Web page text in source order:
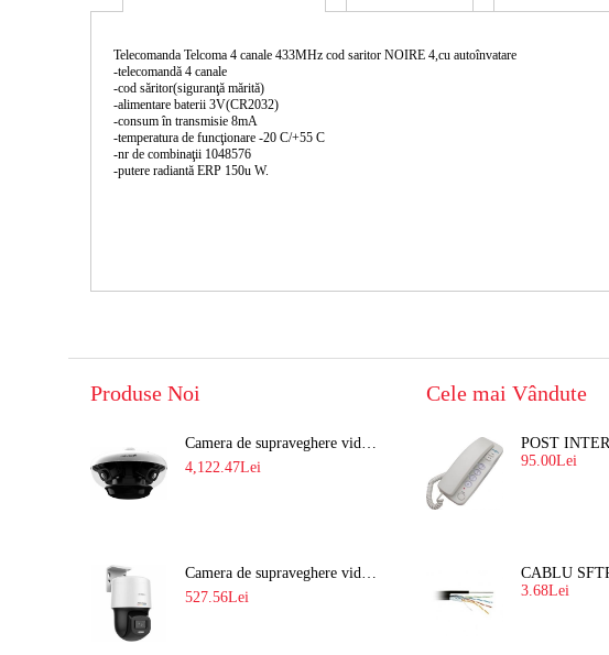
Telecomanda Telcoma 4 canale 433MHz cod saritor NOIRE 4,cu autoînvatare
-telecomandă 4 canale
-cod săritor(siguranţă mărită)
-alimentare baterii 3V(CR2032)
-consum în transmisie 8mA
-temperatura de funcţionare -20 C/+55 C
-nr de combinaţii 1048576
-putere radiantă ERP 150u W.
Produse Noi
Camera de supraveghere video 8MP panoramica de exterior(4x2MP Stitched) Navaio NGC-7482PR
4,122.47Lei
Camera de supraveghere video IP PT 4MP cu lumina alba 30M si lentila fixa Hikvision DS-2DE2C400SCG-E F1
527.56Lei
Cele mai Vândute
95.00Lei
3.68Lei